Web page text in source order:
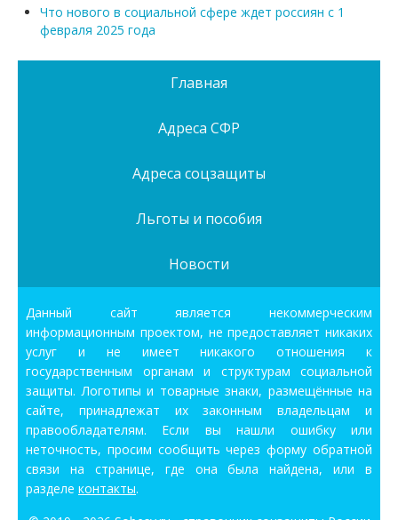
Что нового в социальной сфере ждет россиян с 1
февраля 2025 года
Главная
Адреса СФР
Адреса соцзащиты
Льготы и пособия
Новости
Данный сайт является некоммерческим
информационным проектом, не предоставляет никаких
услуг и не имеет никакого отношения к
государственным органам и структурам социальной
защиты. Логотипы и товарные знаки, размещённые на
сайте, принадлежат их законным владельцам и
правообладателям. Если вы нашли ошибку или
неточность, просим сообщить через форму обратной
связи на странице, где она была найдена, или в
разделе контакты.